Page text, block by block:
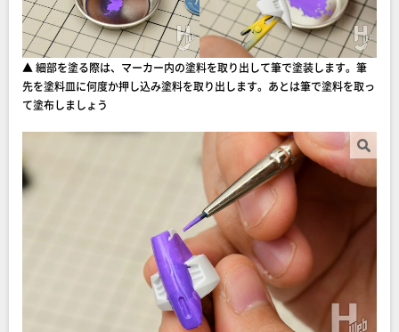
▲ 細部を塗る際は、マーカー内の塗料を取り出して筆で塗装します。筆
先を塗料皿に何度か押し込み塗料を取り出します。あとは筆で塗料を取っ
て塗布しましょう